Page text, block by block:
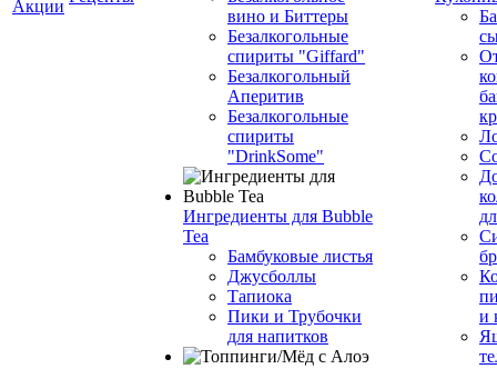
Акции
вино и Биттеры
Безалкогольные
спириты "Giffard"
Безалкогольный
Аперитив
Безалкогольные
спириты
"DrinkSome"
Ингредиенты для Bubble
Tea
Бамбуковые листья
Джусболлы
Тапиока
Пики и Трубочки
для напитков
и